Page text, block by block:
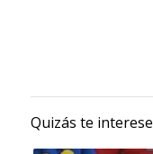
Quizás te interese